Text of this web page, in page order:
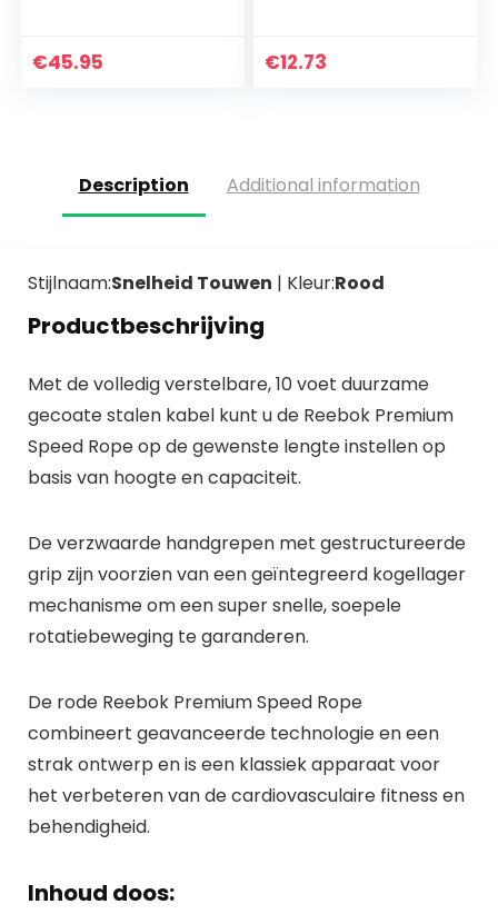
double-unders,
€45.95
draadloos
€12.73
Description Additional information
Stijlnaam:Snelheid Touwen | Kleur:Rood
Productbeschrijving
Met de volledig verstelbare, 10 voet duurzame
gecoate stalen kabel kunt u de Reebok Premium
Speed Rope op de gewenste lengte instellen op
basis van hoogte en capaciteit.
De verzwaarde handgrepen met gestructureerde
grip zijn voorzien van een geïntegreerd kogellager
mechanisme om een super snelle, soepele
rotatiebeweging te garanderen.
De rode Reebok Premium Speed Rope
combineert geavanceerde technologie en een
strak ontwerp en is een klassiek apparaat voor
het verbeteren van de cardiovasculaire fitness en
behendigheid.
Inhoud doos: